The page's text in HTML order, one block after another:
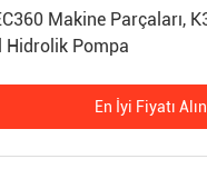
K3V180DTP-9N05
Hidrolik Pompa
En İyi Fiyatı Alın